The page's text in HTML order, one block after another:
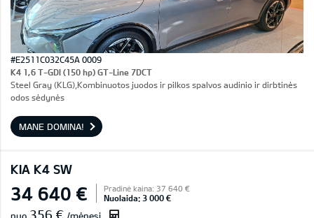
#E2511C032C45A 0009
K4 1,6 T-GDI (150 hp) GT-Line 7DCT
Steel Gray (KLG),Kombinuotos juodos ir pilkos spalvos audinio ir dirbtinės
odos sėdynės
MANE DOMINA!
KIA K4 SW
34 640 € Pradinė kaina: 37 640 €
Nuolaida: 3 000 €
356 €